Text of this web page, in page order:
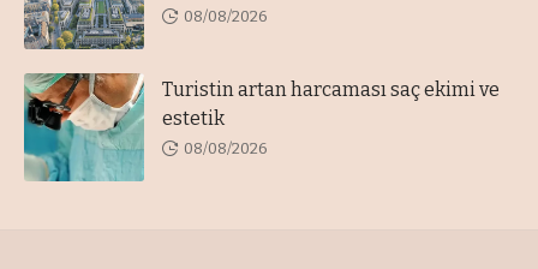
08/08/2026
Turistin artan harcaması saç ekimi ve
estetik
08/08/2026